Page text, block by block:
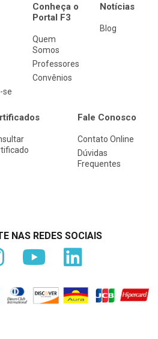
se
Conheça o
Portal F3
Quem
Somos
Professores
Convênios
Notícias
Blog
Fale Conosco
Contato Online
Dúvidas
Frequentes
NAS REDES SOCIAIS